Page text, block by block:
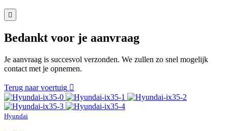
Bedankt voor je aanvraag
Je aanvraag is succesvol verzonden. We zullen zo snel mogelijk
contact met je opnemen.
Terug naar voertuig
Hyundai